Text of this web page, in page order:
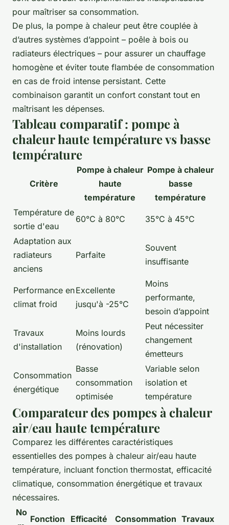
pour maîtriser sa consommation.
De plus, la pompe à chaleur peut être couplée à
d’autres systèmes d’appoint – poêle à bois ou
radiateurs électriques – pour assurer un chauffage
homogène et éviter toute flambée de consommation
en cas de froid intense persistant. Cette
combinaison garantit un confort constant tout en
maîtrisant les dépenses.
Tableau comparatif : pompe à
chaleur haute température vs basse
température
Critère
Pompe à chaleur
haute
température
Pompe à chaleur
basse
température
Température de
sortie d'eau
60°C à 80°C 35°C à 45°C
Adaptation aux
radiateurs
anciens
Parfaite
Souvent
insuffisante
Performance en
climat froid
Excellente
jusqu'à -25°C
Moins
performante,
besoin d’appoint
Travaux
d'installation
Moins lourds
(rénovation)
Peut nécessiter
changement
émetteurs
Consommation
énergétique
Basse
consommation
optimisée
Variable selon
isolation et
température
Comparateur des pompes à chaleur
air/eau haute température
Comparez les différentes caractéristiques
essentielles des pompes à chaleur air/eau haute
température, incluant fonction thermostat, efficacité
climatique, consommation énergétique et travaux
nécessaires.
No
Fonction
Efficacité
Consommation Travaux